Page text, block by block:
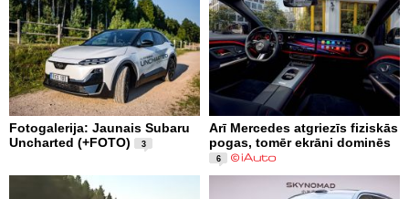
Fotogalerija: Jaunais Subaru
Uncharted (+FOTO)
3
Arī Mercedes atgriezīs fiziskās
pogas, tomēr ekrāni dominēs
6